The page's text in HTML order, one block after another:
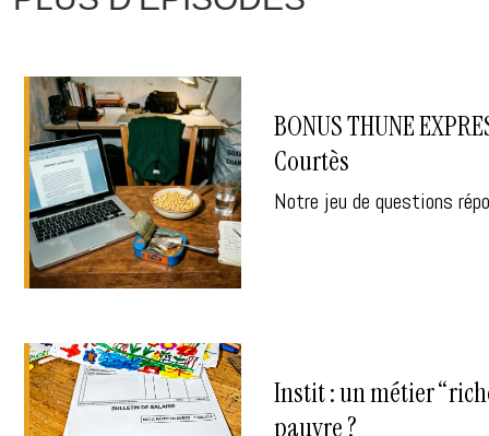
BONUS THUNE
Courtès
Notre jeu de questions
Instit : un métier
pauvre ?